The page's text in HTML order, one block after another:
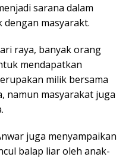
sarana dalam
masyarakt.
raya, banyak orang
mendapatkan
milik bersama
namun masyarakat juga
juga menyampaikan
balap liar oleh anak-